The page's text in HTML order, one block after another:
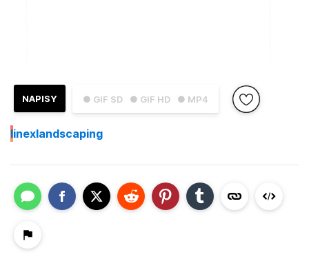
● GIF SD ● GIF HD ● MP4
NAPISY
Iinexlandscaping